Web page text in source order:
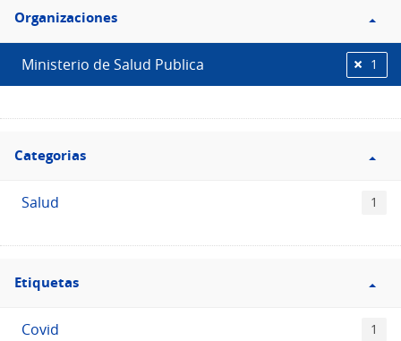
Filtro
Organizaciones
Organizaciones
Ministerio de Salud Publica 1
Filtro
Categorias
Categorias
Salud 1
Filtro
Etiquetas
Etiquetas
Covid 1